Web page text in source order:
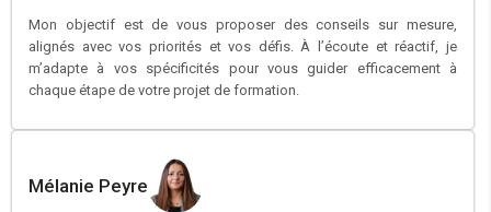
Mon objectif est de vous proposer des conseils sur mesure,
alignés avec vos priorités et vos défis. À l’écoute et réactif, je
m’adapte à vos spécificités pour vous guider efficacement à
chaque étape de votre projet de formation.
Mélanie Peyre